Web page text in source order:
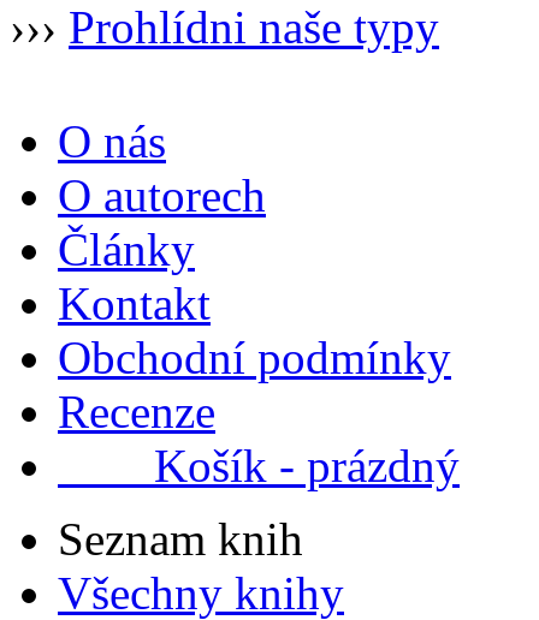
››› Prohlídni naše typy
O nás
O autorech
Články
Kontakt
Obchodní podmínky
Recenze
Košík - prázdný
Seznam knih
Všechny knihy